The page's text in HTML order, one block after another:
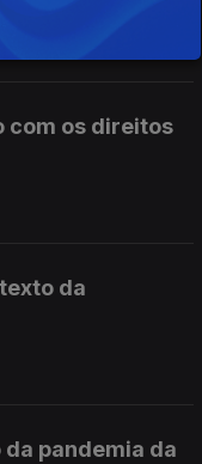
com os direitos
da
pandemia da